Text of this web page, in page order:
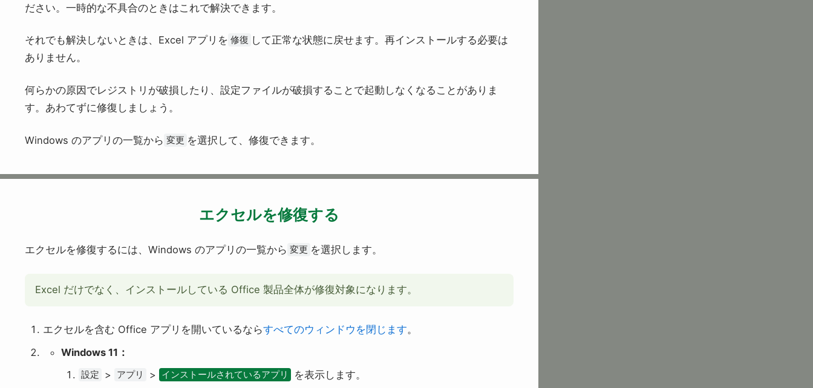
ださい。一時的な不具合のときはこれで解決できます。
それでも解決しないときは、Excel アプリを 修復 して正常な状態に戻せます。再インストールする必要は
ありません。
何らかの原因でレジストリが破損したり、設定ファイルが破損することで起動しなくなることがありま
す。あわてずに修復しましょう。
Windows のアプリの一覧から 変更 を選択して、修復できます。
エクセルを修復する
エクセルを修復するには、Windows のアプリの一覧から 変更 を選択します。
Excel だけでなく、インストールしている Office 製品全体が修復対象になります。
エクセルを含む Office アプリを開いているならすべてのウィンドウを閉じます。
Windows 11：
設定 > アプリ > インストールされているアプリ
を表示します。